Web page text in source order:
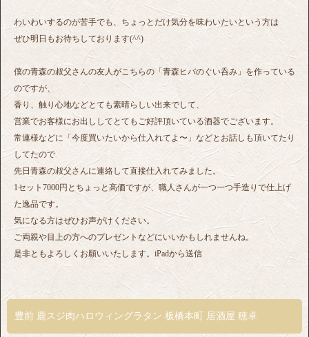
わいわいするのが苦手でも、ちょっとだけ気分を味わいたいという方は
ぜひ明日もお待ちしております(^^)
僕の青森の叔父さんの友人がこちらの「青森ヒバのぐい呑み」を作っている
のですが、
香り、触り心地などとても素晴らしい出来でして、
営業でお客様にお出ししてとてもご好評頂いている酒器でございます。
常連様などに「今度買いたいから仕入れてよ〜」などとお話しも頂いてたり
してたので
先日青森の叔父さんに連絡して直接仕入れてみました。
1セット7000円とちょっと高価ですが、職人さんが一つ一つ手造りで仕上げ
た逸品です。
気になる方はぜひお声がけください。
ご両親や目上の方へのプレゼントなどにいいかもしれませんね。
是非ともよろしくお願いいたします。iPadから送信
豊前 鹿スジ肉ハロウィングラタン 板橋本町 居酒屋 穂卓